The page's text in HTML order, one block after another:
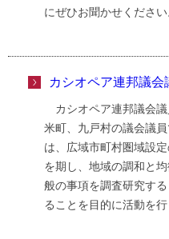
にぜひお聞かせください
カシオペア連邦議会
カシオペア連邦議会
米町、九戸村の議会議
は、広域市町村圏域設
を期し、地域の調和と
般の事項を調査研究す
ることを目的に活動を行